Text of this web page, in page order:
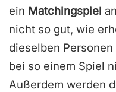
ein Matchingspiel
nicht so gut, wie
dieselben
bei so einem Spiel
Außerdem werden